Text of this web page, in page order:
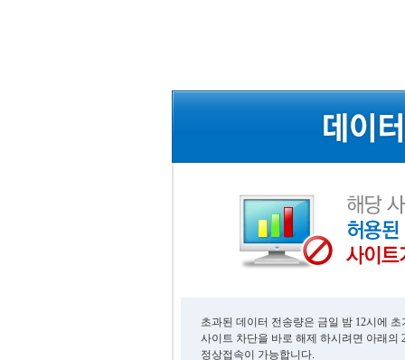
초과된 데이터 전송량은 금일 밤 12시에
사이트 차단을 바로 해제 하시려면 아래의
정상접속이 가능합니다.